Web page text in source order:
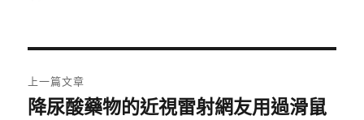
章
上一篇文章
上
降尿酸藥物的近視雷射網友用過滑鼠